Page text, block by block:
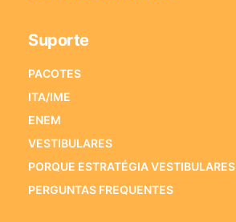
Suporte
PACOTES
ITA/IME
ENEM
VESTIBULARES
PORQUE ESTRATÉGIA VESTIBULARES
PERGUNTAS FREQUENTES